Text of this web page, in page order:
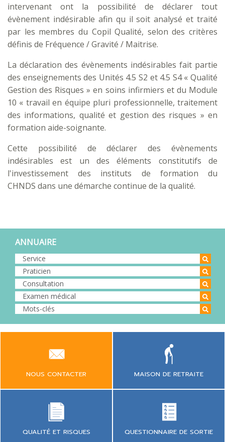
intervenant ont la possibilité de déclarer tout
évènement indésirable afin qu il soit analysé et traité
par les membres du Copil Qualité, selon des critères
définis de Fréquence / Gravité / Maitrise.
La déclaration des évènements indésirables fait partie
des enseignements des Unités 4.5 S2 et 4.5 S4 « Qualité
Gestion des Risques » en soins infirmiers et du Module
10 « travail en équipe pluri professionnelle, traitement
des informations, qualité et gestion des risques » en
formation aide-soignante.
Cette possibilité de déclarer des évènements
indésirables est un des éléments constitutifs de
l'investissement des instituts de formation du
CHNDS dans une démarche continue de la qualité.
ANNUAIRE
NOUS CONTACTER MAISON DE RETRAITE
QUALITÉ ET RISQUES QUESTIONNAIRE DE SORTIE